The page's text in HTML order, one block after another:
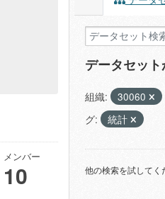
メンバー
10
データセッ
組織: 30060
グ:
統計
他の検索を試してく